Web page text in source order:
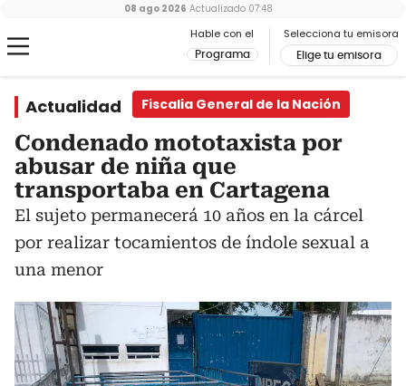
Hable con el
Programa
Selecciona tu emisora
Elige tu emisora
08 ago 2026 Actualizado 07:48
Actualidad Fiscalia General de la Nación
Condenado mototaxista por
abusar de niña que
transportaba en Cartagena
El sujeto permanecerá 10 años en la cárcel
por realizar tocamientos de índole sexual a
una menor